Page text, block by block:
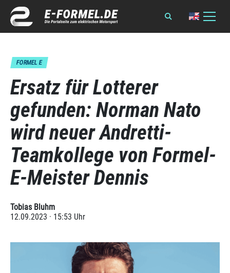
FORMEL E
Ersatz für Lotterer
gefunden: Norman Nato
wird neuer Andretti-
Teamkollege von Formel-
E-Meister Dennis
Tobias Bluhm
12.09.2023 · 15:53 Uhr